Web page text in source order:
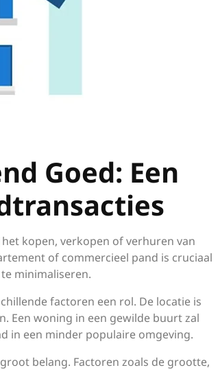
Goed: Een
kopen, verkopen of verhuren van
of commercieel pand is cruciaal
minimaliseren.
factoren een rol. De locatie is
Een woning in een gewilde buurt zal
in een minder populaire omgeving.
belang. Factoren zoals de grootte,